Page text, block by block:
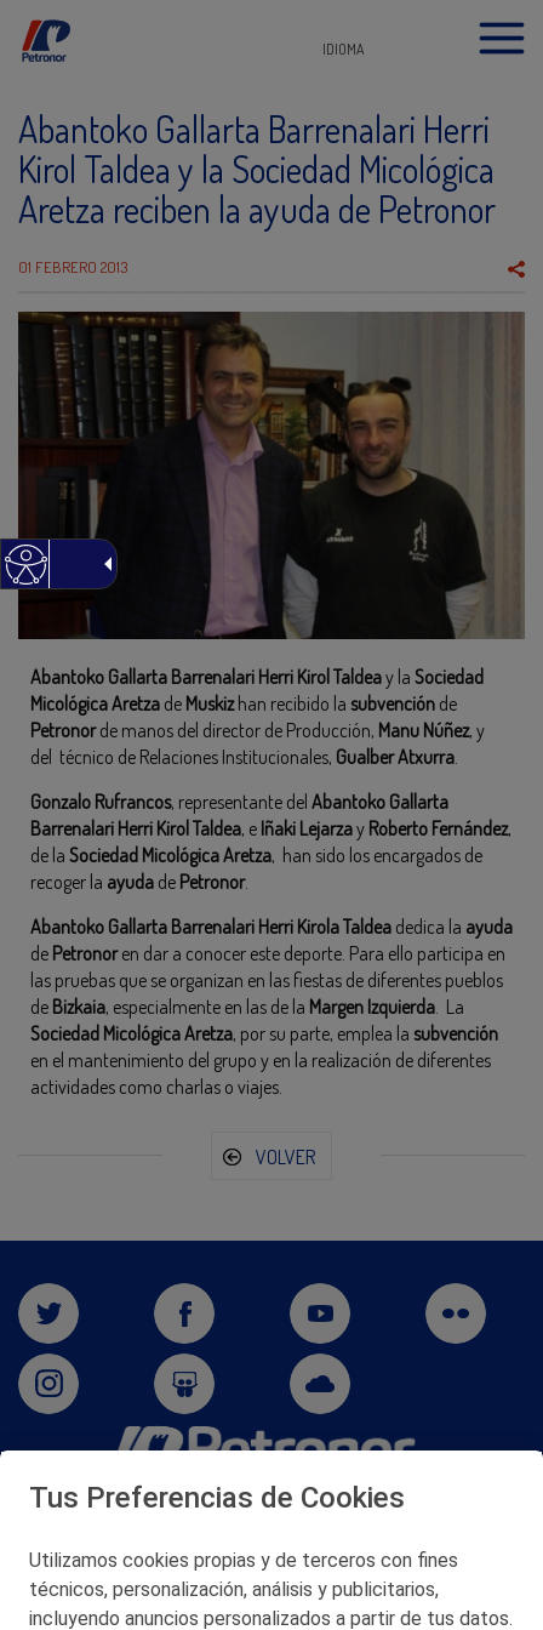
IDIOMA
Abantoko Gallarta Barrenalari Herri
Kirol Taldea y la Sociedad Micológica
Aretza reciben la ayuda de Petronor
01 FEBRERO 2013
Abantoko Gallarta Barrenalari Herri Kirol Taldeay la Sociedad
Micológica Aretza de Muskizhan recibido la subvención de
Petronorde manos del director de Producción, Manu Núñez, y
del técnico de Relaciones Institucionales, Gualber Atxurra
Gonzalo Rufrancos, representante del Abantoko Gallarta
Barrenalari Herri Kirol Taldea, e Iñaki Lejarzay Roberto Fernández,
de la Sociedad Micológica Aretza, han sido los encargados de
recoger la ayuda de Petronor.
Abantoko Gallarta Barrenalari Herri Kirola Taldea dedica la ayuda
de Petronoren dar a conocer este deporte. Para ello participa en
las pruebas que se organizan en las fiestas de diferentes pueblos
de Bizkaia, especialmente en las de la Margen Izquierda . La
Sociedad Micológica Aretza, por su parte, emplea la subvención
en el mantenimiento del grupo y en la realización de diferentes
actividades como charlas o viajes.
VOLVER
San Martín 5-Edificio Muñatones,
© 2026 Petronor S.A.
Tus Preferencias de Cookies
Utilizamos cookies propias y de terceros con fines
técnicos, personalización, análisis y publicitarios,
incluyendo anuncios personalizados a partir de tus datos.